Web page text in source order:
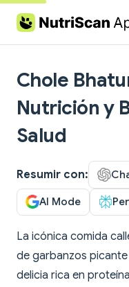
Skip to content
Chole
Nutrición y
Salud
Resumir con:
AI Mode
La icónica comida
de garbanzos
delicia rica en